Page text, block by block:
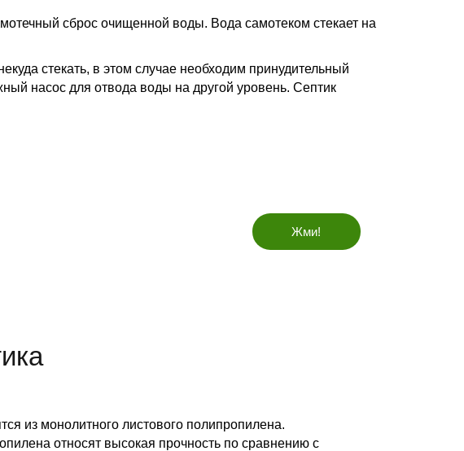
сброс очищенной воды. Вода самотеком стекает на
стекать, в этом случае необходим принудительный
насос для отвода воды на другой уровень. Септик
Жми!
из монолитного листового полипропилена.
относят высокая прочность по сравнению с